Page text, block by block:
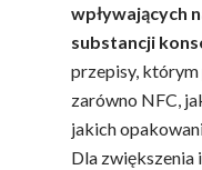
wpływających
substancji
przepisy,
zarówno NFC,
jakich
Dla zwiększenia